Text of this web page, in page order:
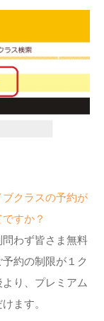
クラスの予約が
すか？
わず皆さま無料
約の制限が１ク
り、プレミアム
ます。